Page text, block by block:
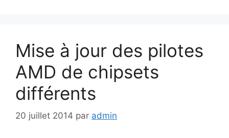
Mise à jour des pilotes
AMD de chipsets
différents
20 juillet 2014 par admin